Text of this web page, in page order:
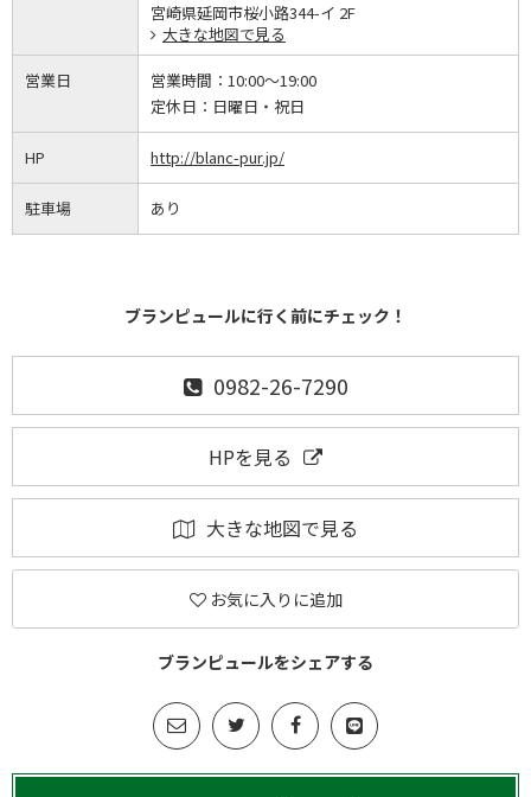
宮崎県延岡市桜小路344-イ 2F
大きな地図で見る
営業日 営業時間： 10:00～19:00
定休日： 日曜日・祝日
HP http://blanc-pur.jp/
駐車場 あり
ブランピュールに行く前にチェック！
0982-26-7290
HPを見る
大きな地図で見る
お気に入りに追加
ブランピュールをシェアする